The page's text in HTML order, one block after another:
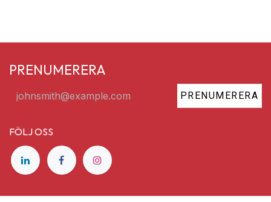
PRENUMERERA
PRENUMERERA
FÖLJ OSS